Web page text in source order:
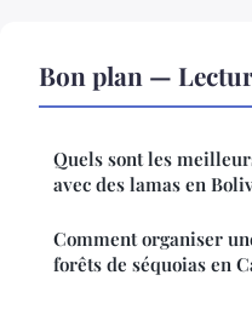
Bon plan —
Quels sont les
avec des lamas en
Comment organiser
forêts de séquoias en